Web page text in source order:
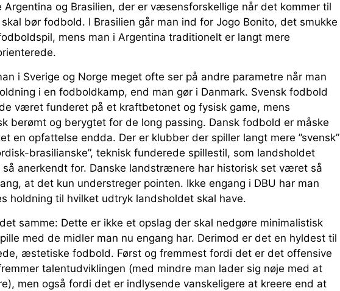
Argentina og Brasilien, der er væsensforskellige når det kommer til
bør fodbold. I Brasilien går man ind for Jogo Bonito, det smukke
mens man i Argentina traditionelt er langt mere
i Sverige og Norge meget ofte ser på andre parametre når man
i en fodboldkamp, end man gør i Danmark. Svensk fodbold
været funderet på et kraftbetonet og fysisk game, mens
berømt og berygtet for de long passing. Dansk fodbold er måske
en opfattelse endda. Der er klubber der spiller langt mere ”svensk”
brasilianske”, teknisk funderede spillestil, som landsholdet
anerkendt for. Danske landstrænere har historisk set været så
at det kun understreger pointen. Ikke engang i DBU har man
holdning til hvilket udtryk landsholdet skal have.
samme: Dette er ikke et opslag der skal nedgøre minimalistisk
med de midler man nu engang har. Derimod er det en hyldest til
æstetiske fodbold. Først og fremmest fordi det er det offensive
talentudviklingen (med mindre man lader sig nøje med at
men også fordi det er indlysende vanskeligere at kreere end at